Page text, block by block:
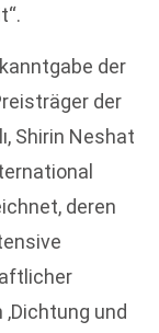
der
der
Shirin Neshat
deren
und